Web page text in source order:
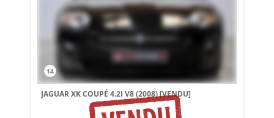
14
JAGUAR XK COUPÉ 4.2I V8 (2008)[VENDU]